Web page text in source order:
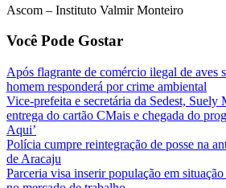
Ascom – Instituto Valmir Monteiro
Você Pode Gostar
Após flagrante de comércio ilegal de aves
homem responderá por crime ambiental
Vice-prefeita e secretária da Sedest, Suely
entrega do cartão CMais e chegada do
Aqui’
Polícia cumpre reintegração de posse na
de Aracaju
Parceria visa inserir população em